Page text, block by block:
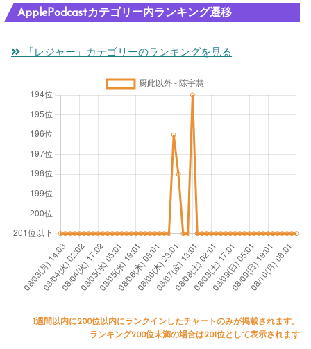
ApplePodcastカテゴリー内ランキング遷移
「レジャー」カテゴリーのランキングを見る
1週間以内に200位以内にランクインしたチャートのみが掲載されます。
ランキング200位未満の場合は201位として表示されます